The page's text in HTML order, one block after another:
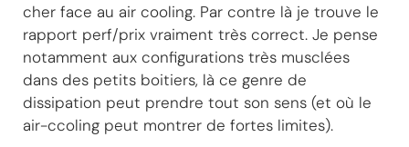
cher face au air cooling. Par contre là je trouve le
rapport perf/prix vraiment très correct. Je pense
notamment aux configurations très musclées
dans des petits boitiers, là ce genre de
dissipation peut prendre tout son sens (et où le
air-ccoling peut montrer de fortes limites).